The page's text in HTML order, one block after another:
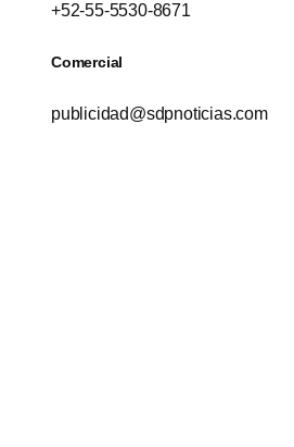
+52-55-5530-8671
Comercial
publicidad@sdpnoticias.com